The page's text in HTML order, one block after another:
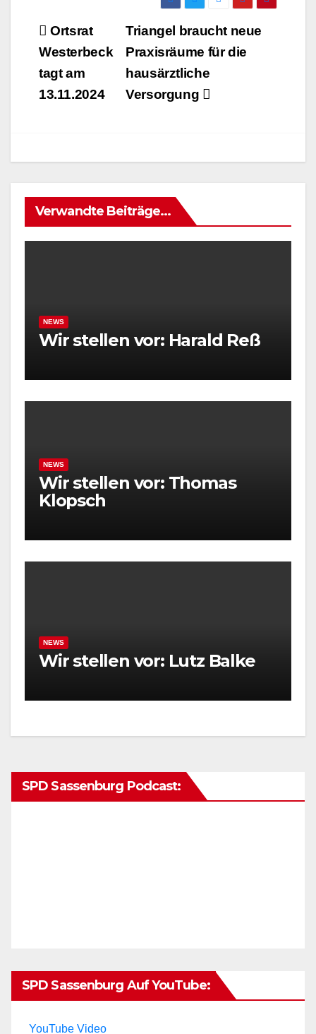
Beitrags-
Navigation
Triangel braucht neue
Praxisräume für die
hausärztliche
Versorgung
Ortsrat
Westerbeck
tagt am
13.11.2024
Verwandte Beiträge...
NEWS
Wir stellen vor: Harald Reß
NEWS
Wir stellen vor: Thomas
Klopsch
NEWS
Wir stellen vor: Lutz Balke
SPD Sassenburg Podcast:
SPD Sassenburg Auf YouTube:
YouTube Video